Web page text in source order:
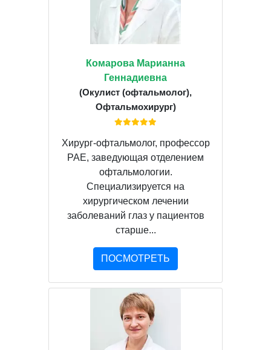
Комарова Марианна
Геннадиевна
(Окулист (офтальмолог),
Офтальмохирург)
Хирург-офтальмолог, профессор
РАЕ, заведующая отделением
офтальмологии.
Специализируется на
хирургическом лечении
заболеваний глаз у пациентов
старше...
ПОСМОТРЕТЬ